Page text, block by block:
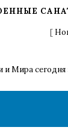
[
и Мира сегодня